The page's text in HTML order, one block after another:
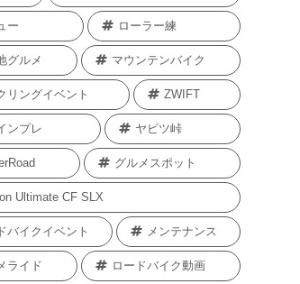
ー ローラー練
グルメ マウンテンバイク
リングイベント ZWIFT
ンプレ ヤビツ峠
グルメスポット
Ultimate CF SLX
バイクイベント メンテナンス
ライド ロードバイク動画